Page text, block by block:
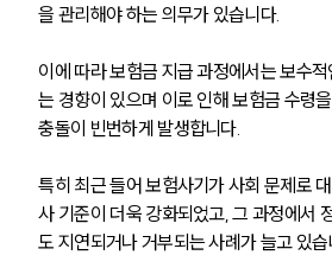
을 관리해야 하는 의무가 있습니다.
이에 따라 보험금 지급 과정에서는 보수
는 경향이 있으며 이로 인해 보험금 수령
충돌이 빈번하게 발생합니다.
특히 최근 들어 보험사기가 사회 문제로
사 기준이 더욱 강화되었고, 그 과정에서
도 지연되거나 거부되는 사례가 늘고 있습